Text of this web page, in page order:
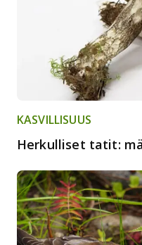
KASVILLISUUS
Herkulliset tatit: